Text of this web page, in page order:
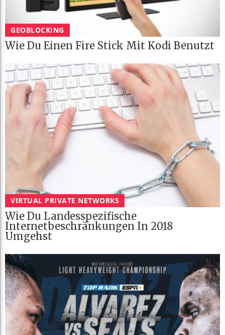
GEOBLOCKING
Wie Du Einen Fire Stick Mit Kodi Benutzt
VIRTUAL PRIVATE NETWORKS
Wie Du Landesspezifische
Internetbeschränkungen In 2018
Umgehst